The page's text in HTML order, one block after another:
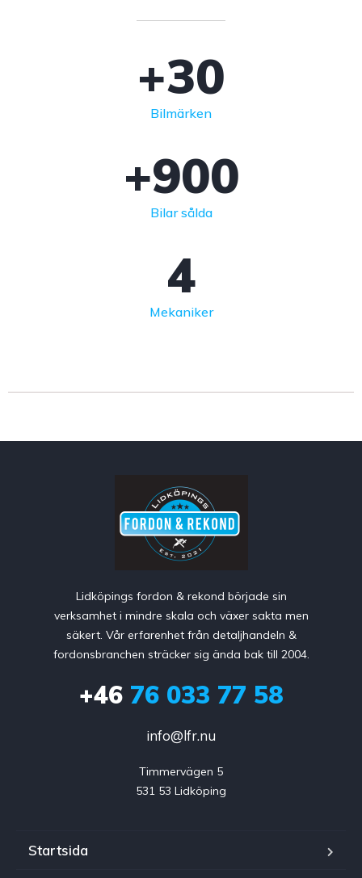
Bilmärken
+30
Bilar sålda
+900
Mekaniker
4
Lidköpings fordon & rekond började sin
verksamhet i mindre skala och växer sakta men
säkert. Vår erfarenhet från detaljhandeln &
fordonsbranchen sträcker sig ända bak till 2004.
+4676 033 77 58
info@lfr.nu
Timmervägen 5
531 53 Lidköping
Startsida